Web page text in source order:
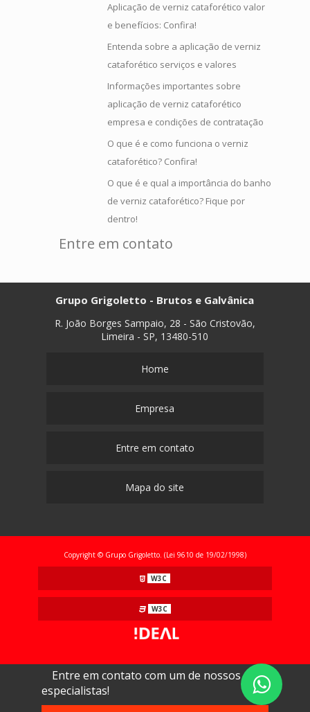
Entre em contato com um de nossos
especialistas!
Aplicação de verniz cataforético valor
e benefícios: Confira!
Entenda sobre a aplicação de verniz
cataforético serviços e valores
Informações importantes sobre
aplicação de verniz cataforético
empresa e condições de contratação
O que é e como funciona o verniz
cataforético? Confira!
O que é e qual a importância do banho
de verniz cataforético? Fique por
dentro!
Entre em contato
Grupo Grigoletto - Brutos e Galvânica
R. João Borges Sampaio, 28 - São Cristovão,
Limeira - SP, 13480-510
Home
Empresa
Entre em contato
Mapa do site
Copyright © Grupo Grigoletto. (Lei 9610 de 19/02/1998)
W3C
W3C